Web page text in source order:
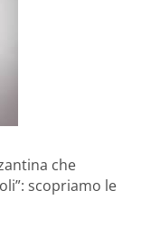
che
scopriamo le